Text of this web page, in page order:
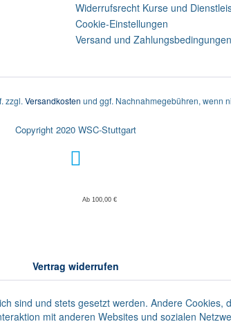
Widerrufsrecht Kurse und
Cookie-Einstellungen
Versand und Zahlungsbedingungen
zzgl. Versandkosten und ggf. Nachnahmegebühren, wenn
Copyright 2020 WSC-Stuttgart
Ab 100,00 €
Vertrag widerrufen
sind und stets gesetzt werden. Andere Cookies,
mit anderen Websites und sozialen